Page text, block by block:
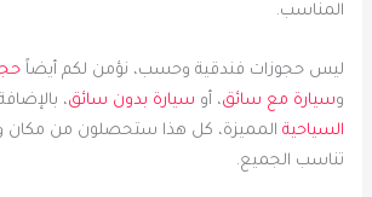
المناسب.
ليس حجوزات فندقية وحسب، نؤمن لكم أيضاً
وسيارة مع سائق، أو سيارة بدون سائق،
السياحية المميزة، كل هذا ستحصلون من مكان
تناسب الجميع.